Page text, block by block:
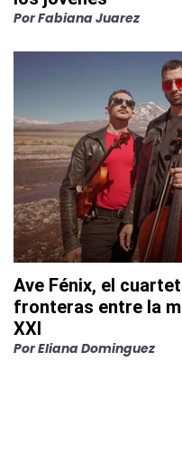
PorFabiana Juarez
Ave Fénix, el
fronteras entre la
XXI
PorEliana Dominguez